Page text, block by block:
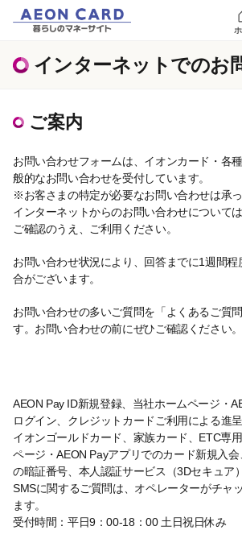
インターネットでのお
ご案内
お問い合わせフォームは、イオンカード・各
般的なお問い合わせを受付しています。
※お客さまの特定が必要なお問い合わせは承っ
インターネットからのお問い合わせについて
ご確認のうえ、ご利用ください。​
お問い合わせ状況により、回答までに1週間
合がございます。
お問い合わせの多いご質問を「よくあるご質
す。お問い合わせの前にぜひご確認ください。
AEON Pay ID新規登録、当社ホームページ・
ログイン、クレジットカードご利用による進呈
イオンゴールドカード、家族カード、ETC専
ページ・AEON Payアプリでのカード新規入
の暗証番号、本人認証サービス（3Dセキュア
SMSに関するご質問は、オペレーターがチャ
ます。
受付時間：平日9：00-18：00 土日祝日休み